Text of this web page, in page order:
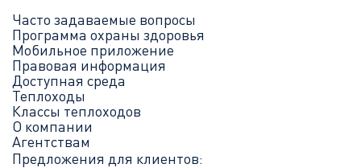
Часто задаваемые вопросы
Программа охраны здоровья
Мобильное приложение
Правовая информация
Доступная среда
Теплоходы
Классы теплоходов
О компании
Агентствам
Предложения для клиентов: